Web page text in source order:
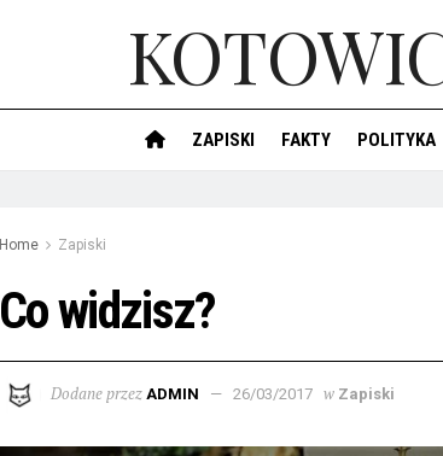
ZAPISKI FAKTY POLITYKA
Home Zapiski
Co widzisz?
Dodane przez ADMIN 26/03/2017 w Zapiski